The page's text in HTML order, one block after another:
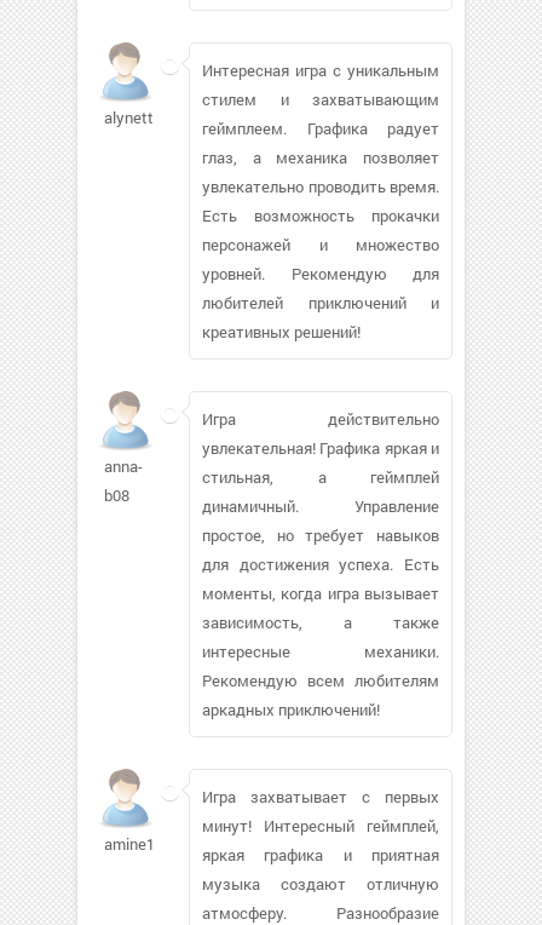
alynett
Интересная игра с уникальным
стилем и захватывающим
геймплеем. Графика радует
глаз, а механика позволяет
увлекательно проводить время.
Есть возможность прокачки
персонажей и множество
уровней. Рекомендую для
любителей приключений и
креативных решений!
anna-
b08
Игра действительно
увлекательная! Графика яркая и
стильная, а геймплей
динамичный. Управление
простое, но требует навыков
для достижения успеха. Есть
моменты, когда игра вызывает
зависимость, а также
интересные механики.
Рекомендую всем любителям
аркадных приключений!
amine113223
Игра захватывает с первых
минут! Интересный геймплей,
яркая графика и приятная
музыка создают отличную
атмосферу. Разнообразие